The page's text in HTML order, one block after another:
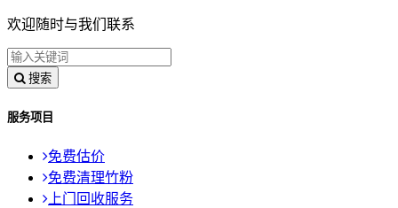
欢迎随时与我们联系
搜索
服务项目
免费估价
免费清理竹粉
上门回收服务